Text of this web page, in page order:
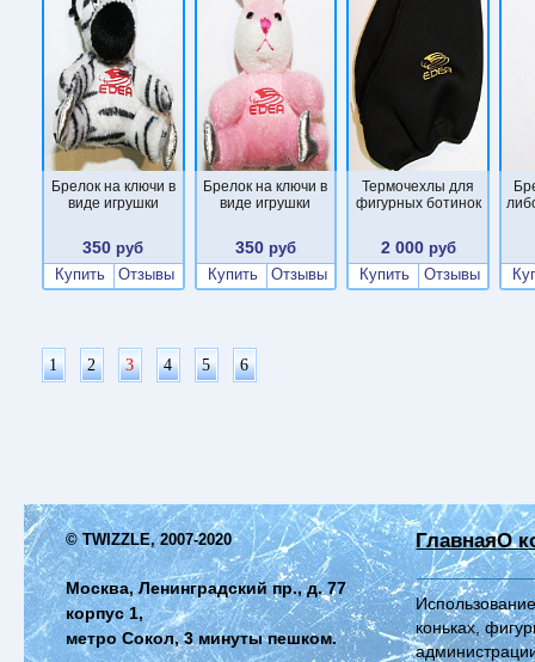
Брелок на ключи в
виде игрушки
350 руб
Купить
Отзывы
Брелок на ключи в
виде игрушки
350 руб
Купить
Отзывы
Термочехлы для
фигурных ботинок
2 000руб
Купить
Отзывы
1 2 3 4 5 6
© TWIZZLE, 2007-2020
Москва, Ленинградский пр., д. 77
корпус 1,
метро Сокол, 3 минуты пешком.
ГлавнаяО
коньках,